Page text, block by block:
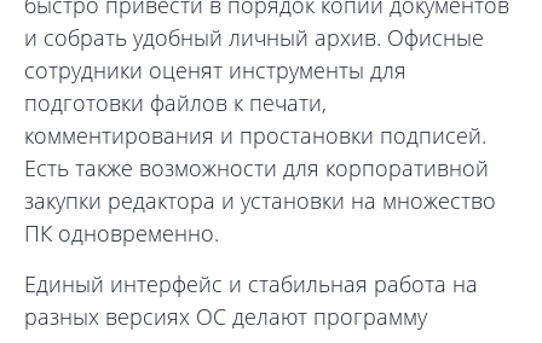
и собрать удобный личный архив. Офисные
сотрудники оценят инструменты для
подготовки файлов к печати,
комментирования и простановки подписей.
Есть также возможности для корпоративной
закупки редактора и установки на множество
ПК одновременно.
Единый интерфейс и стабильная работа на
разных версиях ОС делают программу